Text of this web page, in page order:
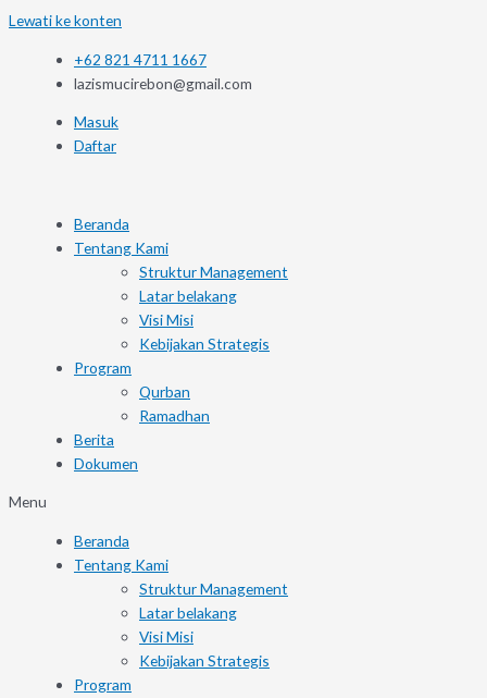
Lewati ke konten
+62 821 4711 1667
lazismucirebon@gmail.com
Masuk
Daftar
Beranda
Tentang Kami
Struktur Management
Latar belakang
Visi Misi
Kebijakan Strategis
Program
Qurban
Ramadhan
Berita
Dokumen
Menu
Beranda
Tentang Kami
Struktur Management
Latar belakang
Visi Misi
Kebijakan Strategis
Program